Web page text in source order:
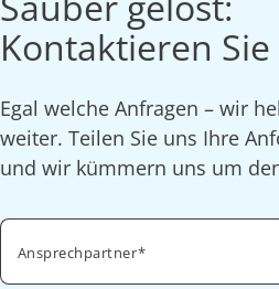
Kontaktieren Sie
Egal welche Anfragen – wir
weiter. Teilen Sie uns Ihre
und wir kümmern uns um
Ansprechpartner